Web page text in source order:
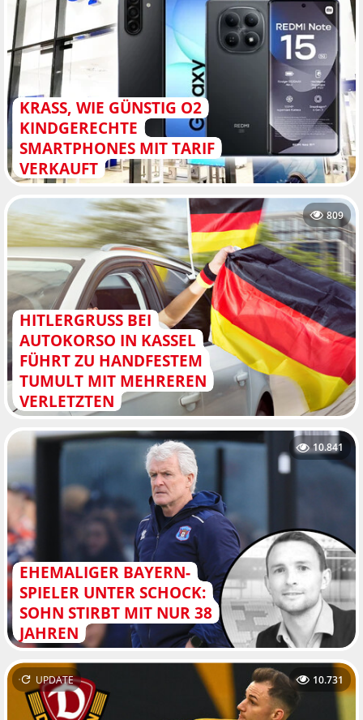
KRASS, WIE GÜNSTIG O2
KINDGERECHTE
SMARTPHONES MIT TARIF
VERKAUFT
HITLERGRUSS BEI A
UTOKORSO IN KASSEL F
ÜHRT ZU HANDFESTEM T
UMULT MIT MEHREREN V
ERLETZTEN
809
EHEMALIGER BAYERN-
SPIELER UNTER SCHOCK:
SOHN STIRBT MIT NUR 38
JAHREN
10.841
UPDATE 10.731